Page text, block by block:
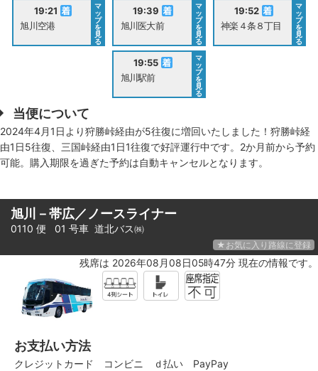
19:21
旭川空港
マ
ッ
プ
を
見
る
19:39
旭川医大前
マ
ッ
プ
を
見
る
19:52
神楽４条８丁目
マ
ッ
プ
を
見
る
19:55
旭川駅前
マ
ッ
プ
を
見
る
当便について
2024年4月1日より狩勝峠経由が5往復に増回いたしました！狩勝峠経
由1日5往復、三国峠経由1日1往復で好評運行中です。2か月前から予約
可能。購入期限を過ぎた予約は自動キャンセルとなります。
旭川－帯広／ノースライナー
0110 便 01 号車 道北バス㈱
★お気に入り路線に登録
残席は 2026年08月08日05時47分 現在の情報です。
お支払い方法
クレジットカード コンビニ ｄ払い PayPay